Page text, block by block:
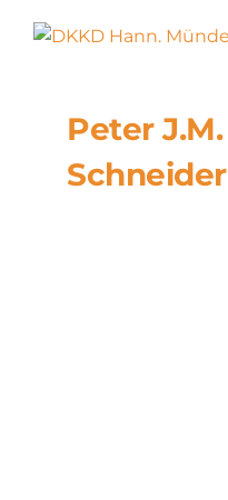
Inhalt
Peter J.M.
Schneider